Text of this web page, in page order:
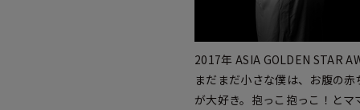
2017年 ASIA GOLDEN STAR
まだまだ小さな僕は、お腹の
が大好き。抱っこ抱っこ！と